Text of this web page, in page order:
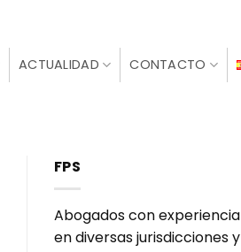
ACTUALIDAD CONTACTO
FPS
Abogados con experiencia
en diversas jurisdicciones y